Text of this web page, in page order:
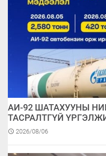
АИ-92 ШАТАХУУНЫ
ТАСРАЛТГҮЙ
2026/08/06